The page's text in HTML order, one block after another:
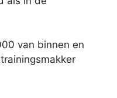
van binnen en